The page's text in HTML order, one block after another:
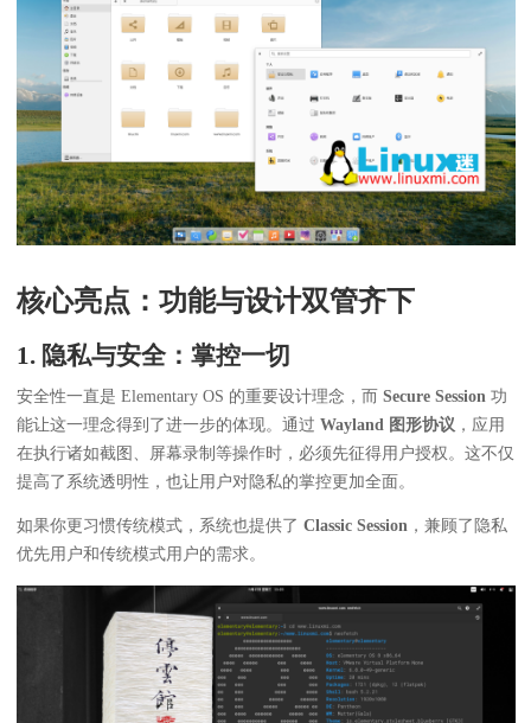
核心亮点：功能与设计双管齐下
1. 隐私与安全：掌控一切
安全性一直是 Elementary OS 的重要设计理念，而 Secure Session 功
能让这一理念得到了进一步的体现。通过 Wayland 图形协议 ，应用
在执行诸如截图、屏幕录制等操作时，必须先征得用户授权。这不仅
提高了系统透明性，也让用户对隐私的掌控更加全面。
如果你更习惯传统模式，系统也提供了 Classic Session，兼顾了隐私
优先用户和传统模式用户的需求。